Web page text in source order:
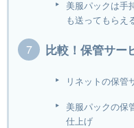
美服パックは手
も送ってもらえ
比較！保管サー
リネットの保管
美服パックの保
仕上げ